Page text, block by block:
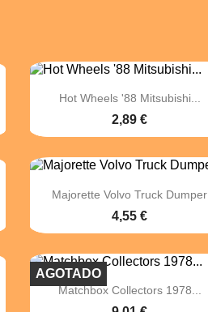
 Vista rápida
Hot Wheels '88 Mitsubishi...
2,89 €
 Vista rápida
Majorette Volvo Truck Dumper
4,55 €
 Vista rápida
Matchbox Collectors 1978...
AGOTADO